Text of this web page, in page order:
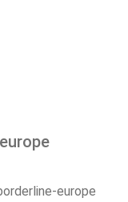
europe